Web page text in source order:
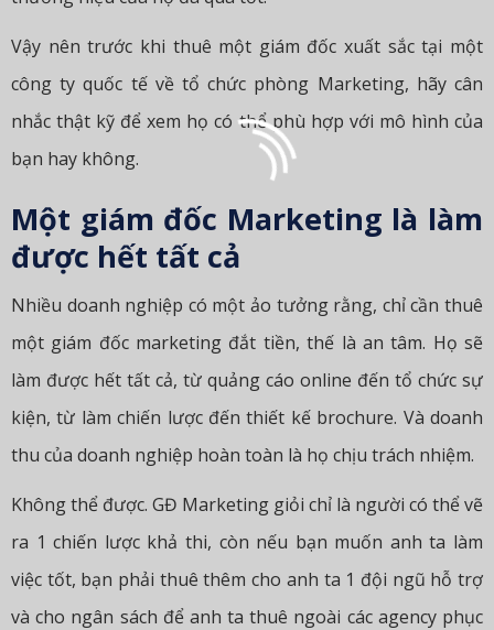
Vậy nên trước khi thuê một giám đốc xuất sắc tại một
công ty quốc tế về tổ chức phòng Marketing, hãy cân
nhắc thật kỹ để xem họ có thể phù hợp với mô hình của
bạn hay không.
Một giám đốc Marketing là làm
được hết tất cả
Nhiều doanh nghiệp có một ảo tưởng rằng, chỉ cần thuê
một giám đốc marketing đắt tiền, thế là an tâm. Họ sẽ
làm được hết tất cả, từ quảng cáo online đến tổ chức sự
kiện, từ làm chiến lược đến thiết kế brochure. Và doanh
thu của doanh nghiệp hoàn toàn là họ chịu trách nhiệm.
Không thể được. GĐ Marketing giỏi chỉ là người có thể vẽ
ra 1 chiến lược khả thi, còn nếu bạn muốn anh ta làm
việc tốt, bạn phải thuê thêm cho anh ta 1 đội ngũ hỗ trợ
và cho ngân sách để anh ta thuê ngoài các agency phục